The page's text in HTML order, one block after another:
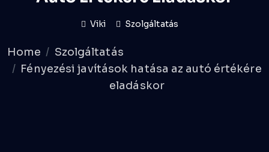
Viki Szolgáltatás
Home
Szolgáltatás
Fényezési javítások hatása az autó értékére
eladáskor